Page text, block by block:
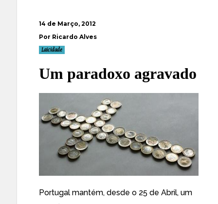
14 de Março, 2012
Por Ricardo Alves
Laicidade
Um paradoxo agravado
Portugal mantém, desde o 25 de Abril, um